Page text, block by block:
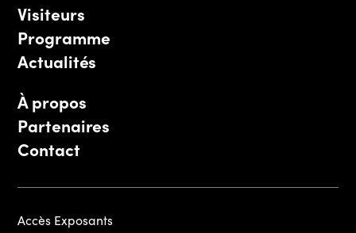
Visiteurs
Programme
Actualités
À propos
Partenaires
Contact
Accès Exposants